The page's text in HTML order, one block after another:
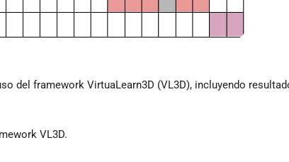
del framework VirtuaLearn3D (VL3D), incluyendo
VL3D.